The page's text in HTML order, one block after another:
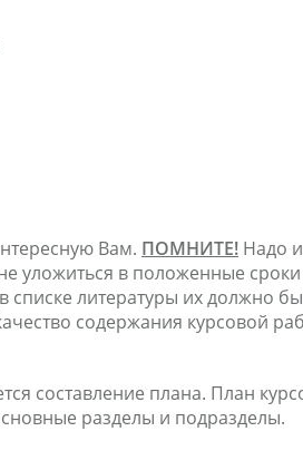
Вам. ПОМНИТЕ! Надо
уложиться в положенные
списке литературы их должно
содержания курсовой
плана. План
разделы и подразделы.